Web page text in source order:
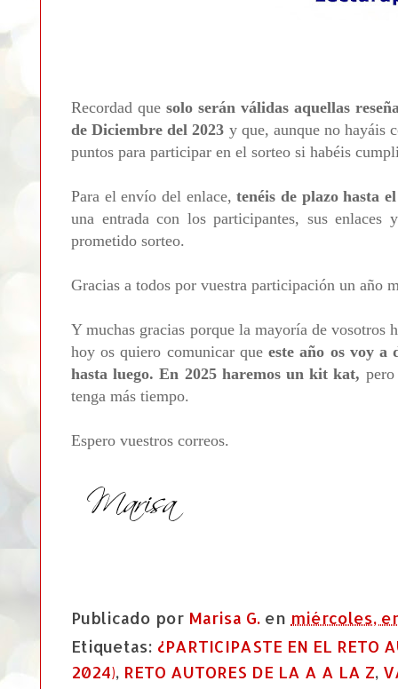
Recordad que solo serán válidas aquellas
de Diciembre del 2023 y que, aunque no hayáis
puntos para participar en el sorteo si habéis
Para el envío del enlace,tenéis de plazo hasta
una entrada con los participantes, sus enlaces
prometido sorteo.
Gracias a todos por vuestra participación un año
Y muchas gracias porque la mayoría de vosotros
hoy os quiero comunicar queeste año os voy a
hasta luego. En 2025 haremos un kit kat,
tenga más tiempo.
Espero vuestros correos.
Publicado por Marisa G. en miércoles,
Etiquetas: ¿PARTICIPASTE EN EL RETO
2024), RETO AUTORES DE LA A A LA Z,